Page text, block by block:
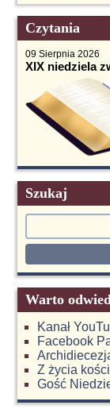
Czytania
09 Sierpnia 2026
XIX niedziela
Szukaj
Warto
Kanał
Facebook
Z życia
Gość